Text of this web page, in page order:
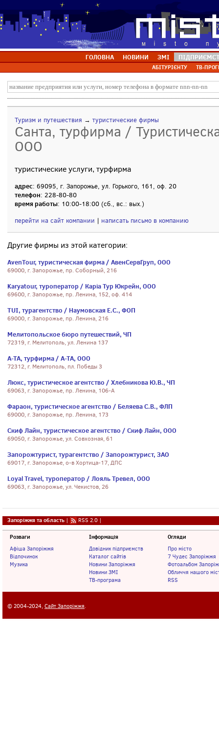
ГОЛОВНА НОВИНИ ЗМІ
АБІТУРІЄНТУ ТВ-
Туризм и путешествия → туристические фирмы
Санта, турфирма /
ООО
туристические услуги, турфирма
адрес: 69095, г. Запорожье, ул. Горького, 161, оф. 20
телефон: 228-80-80
время работы: 10:00-18:00 (сб., вс.: вых.)
перейти на сайт компании | написать письмо в компанию
Другие фирмы из этой категории:
AvenTour, туристическая фирма / АвенСервГруп, ООО
69000, г. Запорожье, пр. Соборный, 216
Karyatour, туроператор / Карiа Тур Юкрейн, ООО
69600, г. Запорожье, пр. Ленина, 152, оф. 414
TUI, турагентство / Наумовская Е.С., ФОП
69000, г. Запорожье, пр. Ленина, 216
Мелитопольское бюро путешествий, ЧП
72319, г. Мелитополь, ул. Ленина 137
А-ТА, турфирма / А-ТА, ООО
72312, г. Мелитополь, пл. Победы 3
Люкс, туристическое агентство / Хлебникова Ю.В., ЧП
69063, г. Запорожье, пр. Ленина, 106-А
Фараон, туристическое агентство / Беляева С.В., ФЛП
69000, г. Запорожье, пр. Ленина, 173
Скиф Лайн, туристическое агентство / Скиф Лайн, ООО
69050, г. Запорожье, ул. Совхозная, 61
Запорожтурист, турагентство / Запорожтурист, ЗАО
69017, г. Запорожье, о-в Хортица-17, ДПС
Loyal Travel, туроператор / Лояль Тревел, ООО
69063, г. Запорожье, ул. Чекистов, 26
Запоріжжя та область | RSS 2.0 |
Розваги
Афіша Запоріжжя
Відпочинок
Музика
Інформація
Довідник підприємств
Каталог сайтів
Новини Запоріжжя
Новини ЗМІ
ТВ-програма
Огляди
Про місто
7 Чудес Запоріжжя
Фотоальбом
Обличчя нашого
RSS
© 2004-2024, Сайт Запоріжжя.